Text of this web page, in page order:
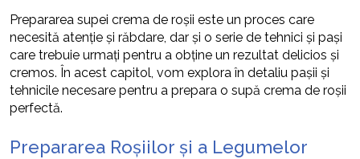
Prepararea supei crema de roșii este un proces care
necesită atenție și răbdare, dar și o serie de tehnici și pași
care trebuie urmați pentru a obține un rezultat delicios și
cremos. În acest capitol, vom explora în detaliu pașii și
tehnicile necesare pentru a prepara o supă crema de roșii
perfectă.
Prepararea Roșiilor și a Legumelor